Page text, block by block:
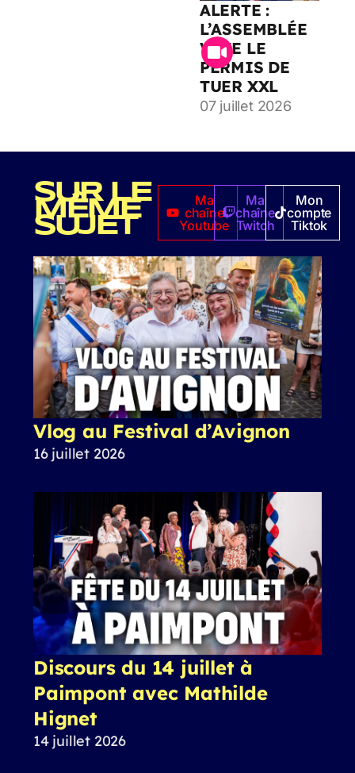
ALERTE :
L’ASSEMBLÉE
VOTE LE
PERMIS DE
TUER XXL
07 juillet 2026
SUR LE
MÊME
SUJET
Ma
chaîne
Youtube
Ma
chaîne
Twitch
Mon
compte
Tiktok
Vlog au Festival d’Avignon
16 juillet 2026
Discours du 14 juillet à
Paimpont avec Mathilde
Hignet
14 juillet 2026